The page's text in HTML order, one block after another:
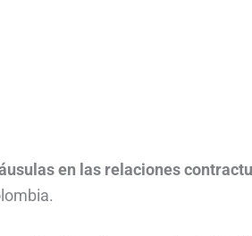
en las relaciones